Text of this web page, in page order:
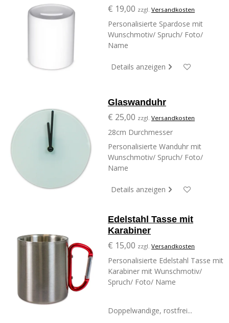
€ 19,00 zzgl. Versandkosten
Personalisierte Spardose mit
Wunschmotiv/ Spruch/ Foto/
Name
Details anzeigen
Glaswanduhr
€ 25,00 zzgl. Versandkosten
28cm Durchmesser
Personalisierte Wanduhr mit
Wunschmotiv/ Spruch/ Foto/
Name
Details anzeigen
Edelstahl Tasse mit
Karabiner
€ 15,00 zzgl. Versandkosten
Personalisierte Edelstahl Tasse mit
Karabiner mit Wunschmotiv/
Spruch/ Foto/ Name
Doppelwandige, rostfrei...